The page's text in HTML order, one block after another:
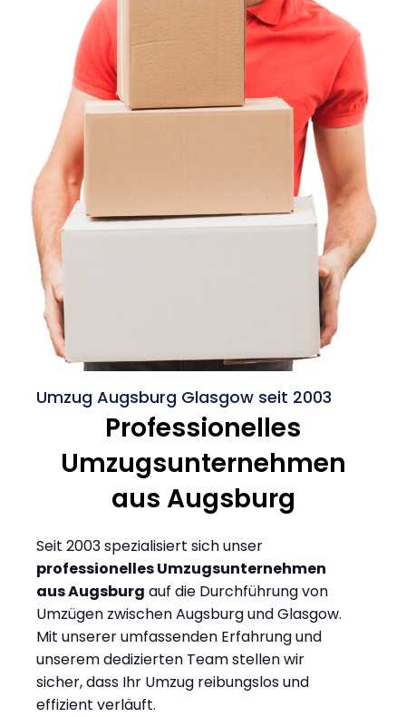
Umzug Augsburg Glasgow seit 2003
Professionelles
Umzugsunternehmen
aus Augsburg
Seit 2003 spezialisiert sich unser
professionelles Umzugsunternehmen
aus Augsburg auf die Durchführung von
Umzügen zwischen Augsburg und Glasgow.
Mit unserer umfassenden Erfahrung und
unserem dedizierten Team stellen wir
sicher, dass Ihr Umzug reibungslos und
effizient verläuft.